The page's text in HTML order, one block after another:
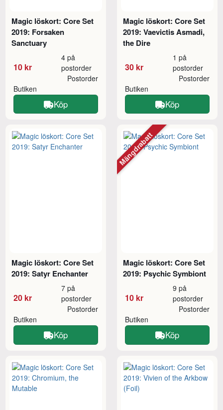
Magic löskort: Core Set
2019: Forsaken
Sanctuary
10 kr
4 på
postorder
Butiken
Postorder
Köp
Magic löskort: Core Set
2019: Vaevictis Asmadi,
the Dire
30 kr
1 på
postorder
Butiken
Postorder
Köp
Magic löskort: Core Set
2019: Satyr Enchanter
20 kr
7 på
postorder
Butiken
Postorder
Köp
Magic löskort: Core Set
2019: Psychic Symbiont
10 kr
9 på
postorder
Butiken
Postorder
Köp
Mängdrabatt